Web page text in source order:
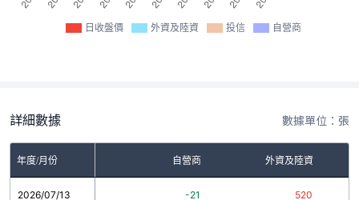
日收盤價 外資及陸資 投信 自營商
詳細數據 數據單位：張
年度/月份 自營商 外資及陸資
2026/07/13 -21 520